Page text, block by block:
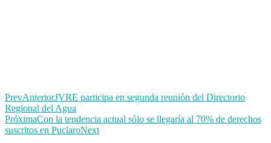
PrevAnteriorJVRE participa en segunda reunión del Directorio
Regional del Agua
PróximaCon la tendencia actual sólo se llegaría al 70% de derechos
suscritos en PuclaroNext